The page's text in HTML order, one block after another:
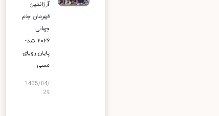
آرژانتین
قهرمان جام
جهانی
۲۰۲۶ شد؛
پایان رویای
مسی
1405/04/
29